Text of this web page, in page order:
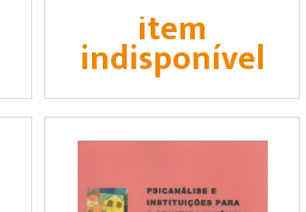
item
indisponível